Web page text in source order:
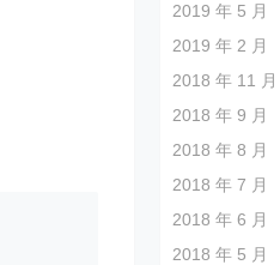
2019 年 5 月
2019 年 2 月
2018 年 11 月
2018 年 9 月
2018 年 8 月
2018 年 7 月
2018 年 6 月
2018 年 5 月